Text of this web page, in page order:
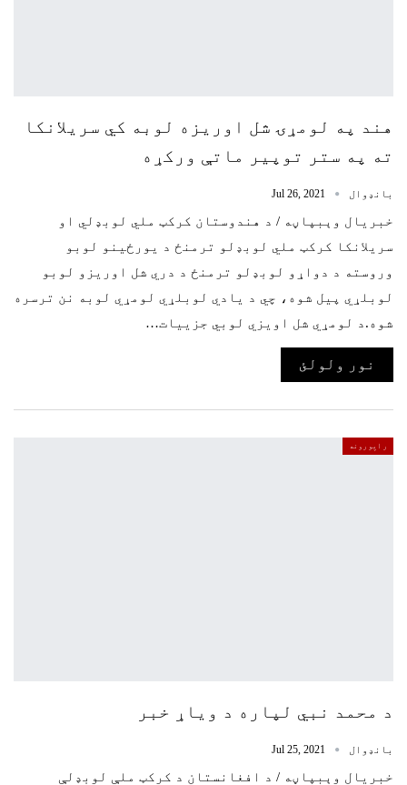
هند په لومړۍ شل اوریزه لوبه کي سریلانکا
ته په ستر توپیر ماتې ورکړه
بانډوال Jul 26, 2021
خبریال وېبپاڼه / د هندوستان کرکټ ملي لوبډلي او
سریلانکا کرکټ ملي لوبډلو ترمنځ د یورځینو لوبو
وروسته د دواړو لوبډلو ترمنځ د دري شل اوریزو لوبو
لوبلړي پیل شوه، چي د یادي لوبلړي لومړي لوبه نن ترسره
شوه.د لومړي شل اویزي لوبي جزییات…
نور ولولئ
راپورونه
د محمد نبي لپاره د ویاړ خبر
بانډوال Jul 25, 2021
خبریال وېبپاڼه / د افغانستان د کرکټ ملې لوبډلې